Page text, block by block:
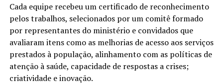
Cada equipe recebeu um certificado de reconhecimento
pelos trabalhos, selecionados por um comitê formado
por representantes do ministério e convidados que
avaliaram itens como as melhorias de acesso aos serviços
prestados à população, alinhamento com as políticas de
atenção à saúde, capacidade de respostas a crises;
criatividade e inovação.